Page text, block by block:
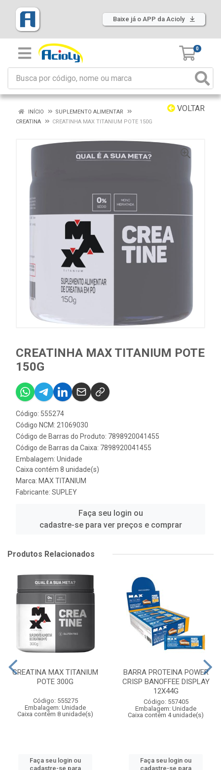
Baixe já o APP da Acioly
0
VOLTAR
INÍCIO
SUPLEMENTO ALIMENTAR
CREATINA
CREATINHA MAX TITANIUM POTE 150G
CREATINHA MAX TITANIUM POTE
150G
Código: 555274
Código NCM: 21069030
Código de Barras do Produto: 7898920041455
Código de Barras da Caixa: 7898920041455
Embalagem: Unidade
Caixa contém 8 unidade(s)
Marca: MAX TITANIUM
Fabricante: SUPLEY
Faça seu login ou
cadastre-se para ver preços e comprar
Produtos Relacionados
CREATINA MAX TITANIUM
POTE 300G
Código: 555275
Embalagem: Unidade
Caixa contém 8 unidade(s)
Faça seu login ou
cadastre-se para
BARRA PROTEINA POWER
CRISP BANOFFEE DISPLAY
12X44G
Código: 557405
Embalagem: Unidade
Caixa contém 4 unidade(s)
Faça seu login ou
cadastre-se para